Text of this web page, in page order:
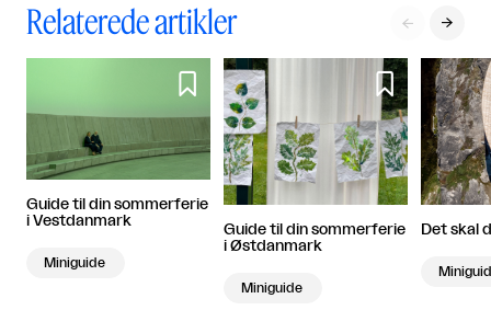
Relaterede artikler  

Guide til din sommerferie
i Vestdanmark
Miniguide

Guide til din sommerferie
i Østdanmark
Miniguide
Det skal